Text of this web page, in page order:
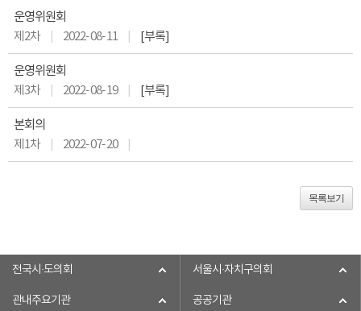
운영위원회
제2차
2022- 08- 11 [부록]
운영위원회
제3차
2022- 08- 19 [부록]
본회의
제1차
2022- 07- 20
목록보기
전국시·도의회 서울시·자치구의회
관내주요기관 공공기관